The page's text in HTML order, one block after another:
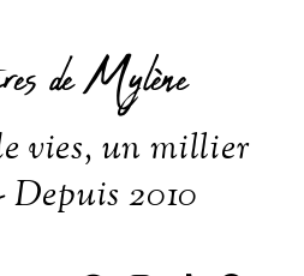
de Mylène
vies, un millier
Depuis 2010